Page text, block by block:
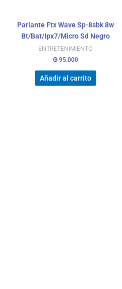
Parlante Ftx Wave Sp-8sbk 8w
Bt/Bat/Ipx7/Micro Sd Negro
ENTRETENIMIENTO
₲ 95.000
Añadir al carrito